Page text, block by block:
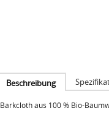
Beschreibung
Barkcloth aus 100 % Bio-